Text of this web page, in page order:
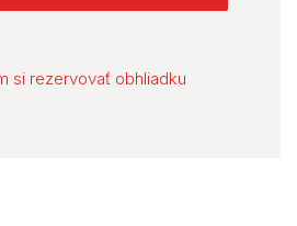
si rezervovať obhliadku